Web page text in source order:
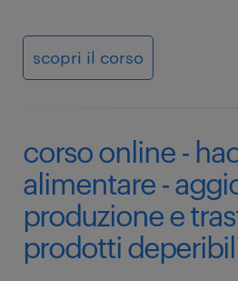
scopri il corso
corso online -
alimentare -
produzione e
prodotti